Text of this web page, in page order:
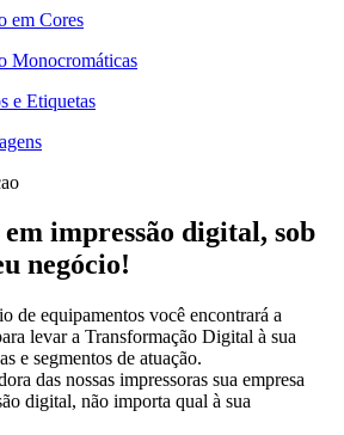
em Cores
Monocromáticas
e Etiquetas
impressão digital, sob
negócio!
de equipamentos você encontrará a
levar a Transformação Digital à sua
e segmentos de atuação.
das nossas impressoras sua empresa
digital, não importa qual à sua